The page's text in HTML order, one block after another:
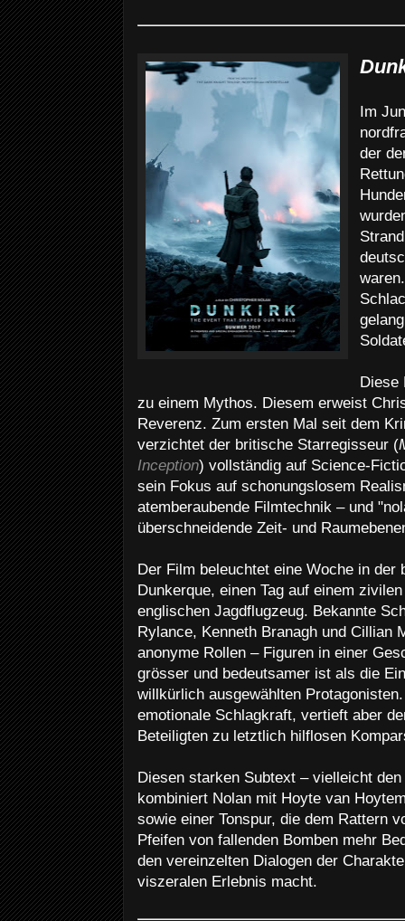
Im
der
Diese
zu einem Mythos. Diesem erweist
Reverenz. Zum ersten Mal seit dem
verzichtet der britische Starregisseur (
Inception) vollständig auf Science-
sein Fokus auf schonungslosem
atemberaubende Filmtechnik – und
überschneidende Zeit- und
Der Film beleuchtet eine Woche in der
Dunkerque, einen Tag auf einem
englischen Jagdflugzeug. Bekannte
Rylance, Kenneth Branagh und Cillian
anonyme Rollen – Figuren in einer
grösser und bedeutsamer ist als die
willkürlich ausgewählten
emotionale Schlagkraft, vertieft aber
Beteiligten zu letztlich hilflosen
Diesen starken Subtext – vielleicht
kombiniert Nolan mit Hoyte van
sowie einer Tonspur, die dem Rattern
Pfeifen von fallenden Bomben mehr
den vereinzelten Dialogen der
viszeralen Erlebnis macht.